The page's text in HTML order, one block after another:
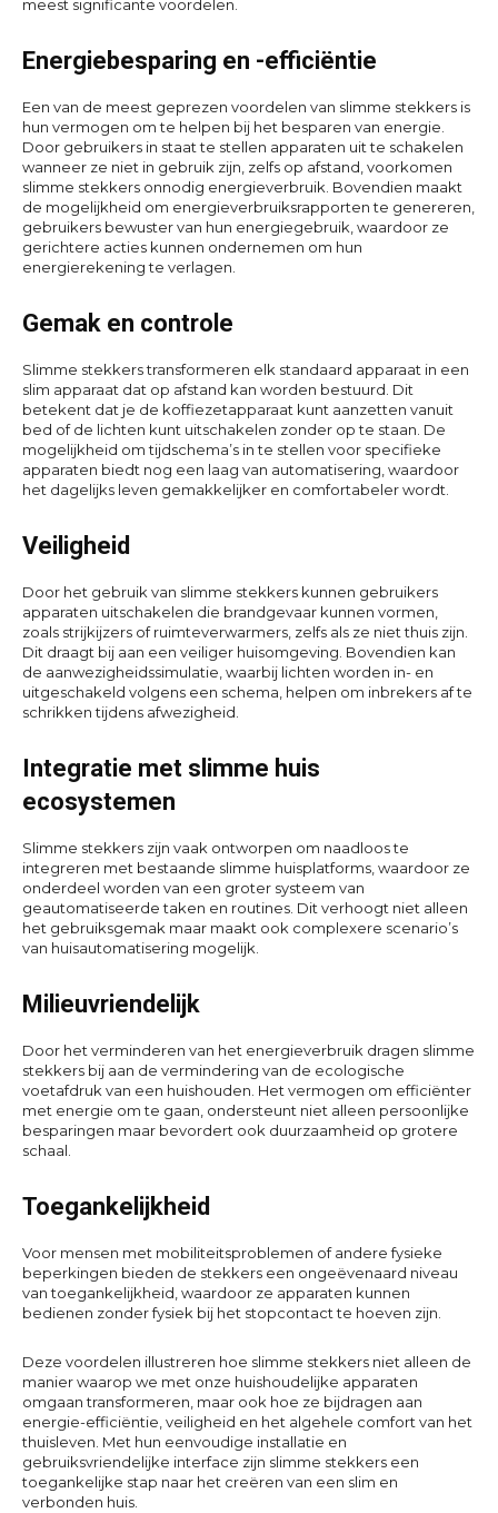
meest significante voordelen.
Energiebesparing en -efficiëntie
Een van de meest geprezen voordelen van slimme stekkers is
hun vermogen om te helpen bij het besparen van energie.
Door gebruikers in staat te stellen apparaten uit te schakelen
wanneer ze niet in gebruik zijn, zelfs op afstand, voorkomen
slimme stekkers onnodig energieverbruik. Bovendien maakt
de mogelijkheid om energieverbruiksrapporten te genereren,
gebruikers bewuster van hun energiegebruik, waardoor ze
gerichtere acties kunnen ondernemen om hun
energierekening te verlagen.
Gemak en controle
Slimme stekkers transformeren elk standaard apparaat in een
slim apparaat dat op afstand kan worden bestuurd. Dit
betekent dat je de koffiezetapparaat kunt aanzetten vanuit
bed of de lichten kunt uitschakelen zonder op te staan. De
mogelijkheid om tijdschema’s in te stellen voor specifieke
apparaten biedt nog een laag van automatisering, waardoor
het dagelijks leven gemakkelijker en comfortabeler wordt.
Veiligheid
Door het gebruik van slimme stekkers kunnen gebruikers
apparaten uitschakelen die brandgevaar kunnen vormen,
zoals strijkijzers of ruimteverwarmers, zelfs als ze niet thuis zijn.
Dit draagt bij aan een veiliger huisomgeving. Bovendien kan
de aanwezigheidssimulatie, waarbij lichten worden in- en
uitgeschakeld volgens een schema, helpen om inbrekers af te
schrikken tijdens afwezigheid.
Integratie met slimme huis
ecosystemen
Slimme stekkers zijn vaak ontworpen om naadloos te
integreren met bestaande slimme huisplatforms, waardoor ze
onderdeel worden van een groter systeem van
geautomatiseerde taken en routines. Dit verhoogt niet alleen
het gebruiksgemak maar maakt ook complexere scenario’s
van huisautomatisering mogelijk.
Milieuvriendelijk
Door het verminderen van het energieverbruik dragen slimme
stekkers bij aan de vermindering van de ecologische
voetafdruk van een huishouden. Het vermogen om efficiënter
met energie om te gaan, ondersteunt niet alleen persoonlijke
besparingen maar bevordert ook duurzaamheid op grotere
schaal.
Toegankelijkheid
Voor mensen met mobiliteitsproblemen of andere fysieke
beperkingen bieden de stekkers een ongeëvenaard niveau
van toegankelijkheid, waardoor ze apparaten kunnen
bedienen zonder fysiek bij het stopcontact te hoeven zijn.
Deze voordelen illustreren hoe slimme stekkers niet alleen de
manier waarop we met onze huishoudelijke apparaten
omgaan transformeren, maar ook hoe ze bijdragen aan
energie-efficiëntie, veiligheid en het algehele comfort van het
thuisleven. Met hun eenvoudige installatie en
gebruiksvriendelijke interface zijn slimme stekkers een
toegankelijke stap naar het creëren van een slim en
verbonden huis.